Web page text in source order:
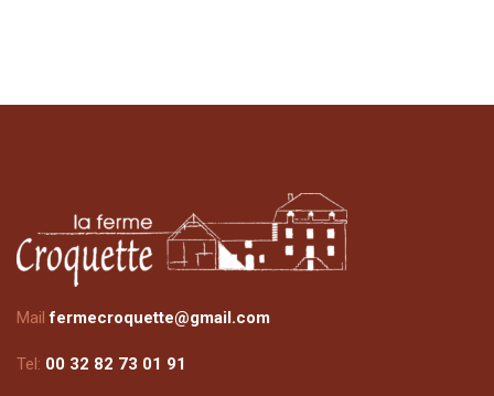
Mailfermecroquette@gmail.com
Tel: 00 32 82 73 01 91